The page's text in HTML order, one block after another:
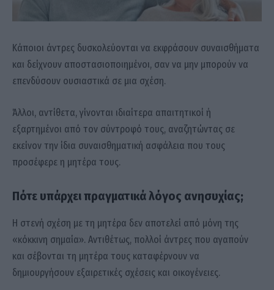
Κάποιοι άντρες δυσκολεύονται να εκφράσουν συναισθήματα
και δείχνουν αποστασιοποιημένοι, σαν να μην μπορούν να
επενδύσουν ουσιαστικά σε μια σχέση.
Άλλοι, αντίθετα, γίνονται ιδιαίτερα απαιτητικοί ή
εξαρτημένοι από τον σύντροφό τους, αναζητώντας σε
εκείνον την ίδια συναισθηματική ασφάλεια που τους
προσέφερε η μητέρα τους.
Πότε υπάρχει πραγματικά λόγος ανησυχίας;
Η στενή σχέση με τη μητέρα δεν αποτελεί από μόνη της
«κόκκινη σημαία». Αντιθέτως, πολλοί άντρες που αγαπούν
και σέβονται τη μητέρα τους καταφέρνουν να
δημιουργήσουν εξαιρετικές σχέσεις και οικογένειες.